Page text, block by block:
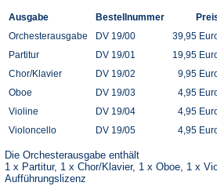
Ausgabe Bestellnummer
Orchesterausgabe
DV 19/00
39,95
Partitur
DV 19/01
19,95
Chor/Klavier
DV 19/02
9,95
Oboe
DV 19/03
4,95
Violine
DV 19/04
4,95
Violoncello
DV 19/05 4,95
Die Orchesterausgabe enthält
1 x Partitur, 1 x Chor/Klavier, 1 x Oboe, 1 x
Aufführungslizenz